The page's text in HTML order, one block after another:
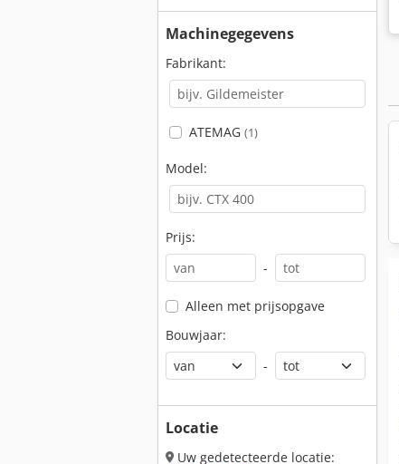
Machinegegevens
Fabrikant:
ATEMAG (1)
Model:
Prijs:
-
Alleen met prijsopgave
Bouwjaar:
-
Locatie
Uw gedetecteerde locatie: